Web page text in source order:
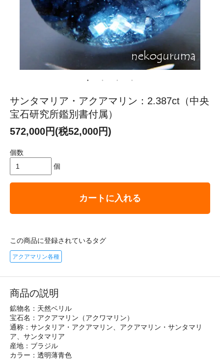
サンタマリア・アクアマリン：2.387ct（中央
宝石研究所鑑別書付属）
572,000円(税52,000円)
個数
個
カートに入れる
この商品に登録されているタグ
アクアマリン各種
商品の説明
鉱物名：天然ベリル
宝石名：アクアマリン（アクワマリン）
通称：サンタリア・アクアマリン、アクアマリン・サンタマリ
ア、サンタマリア
産地：ブラジル
カラー：透明薄青色